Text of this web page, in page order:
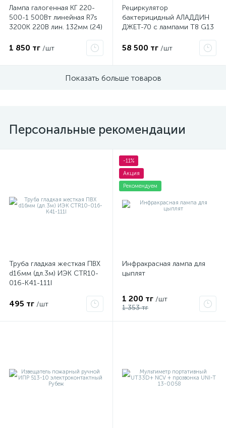
Лампа галогенная КГ 220-
500-1 500Вт линейная R7s
3200К 220В лин. 132мм (24)
1 850 тг /шт
Рециркулятор
бактерицидный АЛАДДИН
ДЖЕТ-70 с лампами T8 G13
Лисма 243100100
58 500 тг /шт
Показать больше товаров
Персональные рекомендации
Труба гладкая жесткая ПВХ
d16мм (дл.3м) ИЭК CTR10-
016-K41-111I
495 тг /шт
-11%
Акция
Рекомендуем
Инфракрасная лампа для
цыплят
1 200 тг /шт
1 353 тг